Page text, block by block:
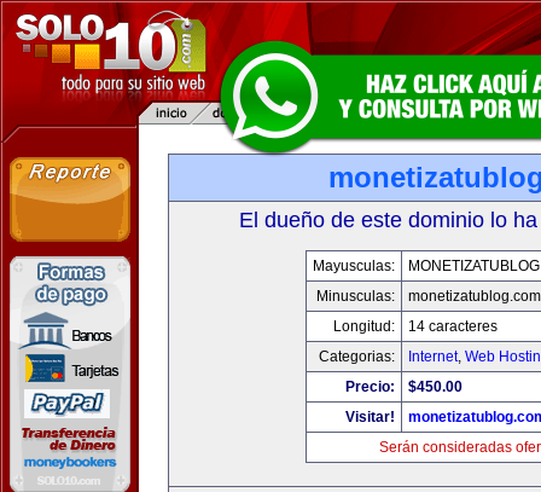
El dueño de este dominio lo
Mayusculas:
Minusculas:
monetizatublog.com
Longitud:
14 caracteres
Categorias:
Internet, Web
Precio:
$450.00
Visitar!
Serán consideradas